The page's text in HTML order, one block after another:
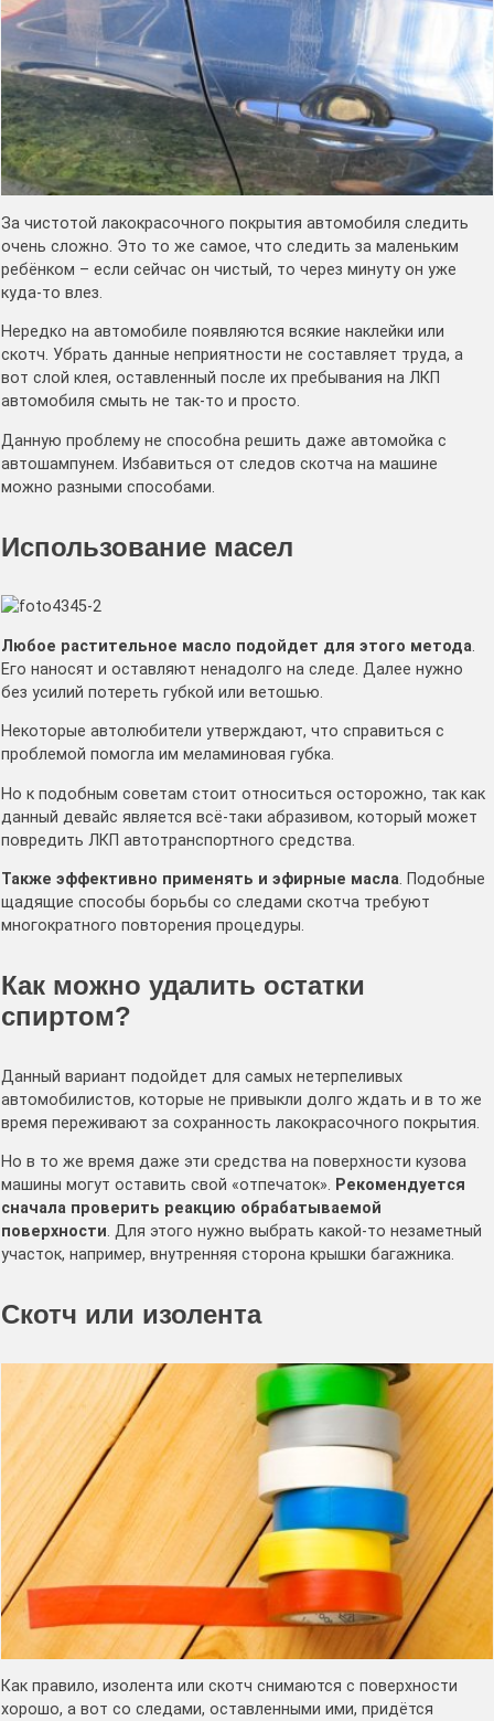
За чистотой лакокрасочного покрытия автомобиля следить
очень сложно. Это то же самое, что следить за маленьким
ребёнком – если сейчас он чистый, то через минуту он уже
куда-то влез.
Нередко на автомобиле появляются всякие наклейки или
скотч. Убрать данные неприятности не составляет труда, а
вот слой клея, оставленный после их пребывания на ЛКП
автомобиля смыть не так-то и просто.
Данную проблему не способна решить даже автомойка с
автошампунем. Избавиться от следов скотча на машине
можно разными способами.
Использование масел
Любое растительное масло подойдет для этого метода.
Его наносят и оставляют ненадолго на следе. Далее нужно
без усилий потереть губкой или ветошью.
Некоторые автолюбители утверждают, что справиться с
проблемой помогла им меламиновая губка.
Но к подобным советам стоит относиться осторожно, так как
данный девайс является всё-таки абразивом, который может
повредить ЛКП автотранспортного средства.
Также эффективно применять и эфирные масла. Подобные
щадящие способы борьбы со следами скотча требуют
многократного повторения процедуры.
Как можно удалить остатки
спиртом?
Данный вариант подойдет для самых нетерпеливых
автомобилистов, которые не привыкли долго ждать и в то же
время переживают за сохранность лакокрасочного покрытия.
Но в то же время даже эти средства на поверхности кузова
машины могут оставить свой «отпечаток». Рекомендуется
сначала проверить реакцию обрабатываемой
поверхности. Для этого нужно выбрать какой-то незаметный
участок, например, внутренняя сторона крышки багажника.
Скотч или изолента
Как правило, изолента или скотч снимаются с поверхности
хорошо, а вот со следами, оставленными ими, придётся